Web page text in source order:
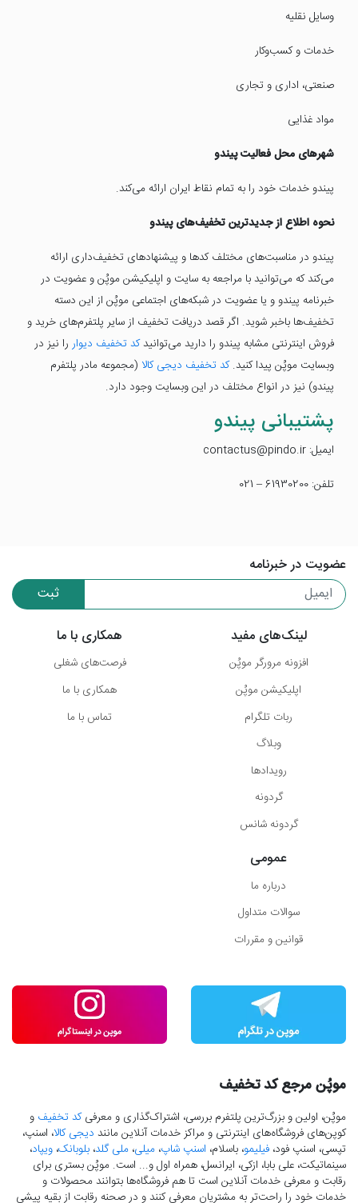
وسایل نقلیه
خدمات و کسب‌وکار
صنعتی، اداری و تجاری
مواد غذایی
شهرهای محل فعالیت پیندو
پیندو خدمات خود را به تمام نقاط ایران ارائه می‌کند.
نحوه اطلاع از جدیدترین تخفیف‌های پیندو
پیندو در مناسبت‌های مختلف کدها و پیشنهادهای تخفیف‌داری ارائه
می‌کند که می‌توانید با مراجعه به سایت و اپلیکیشن موپُن و عضویت در
خبرنامه پیندو و یا عضویت در شبکه‌های اجتماعی موپُن از این دسته
تخفیف‌ها باخبر شوید. اگر قصد دریافت تخفیف از سایر پلتفرم‌های خرید و
فروش اینترنتی مشابه پیندو را دارید می‌توانیدکد تخفیف دیوار را نیز در
وبسایت موپُن پیدا کنید.کد تخفیف دیجی کالا (مجموعه مادر پلتفرم
پیندو) نیز در انواع مختلف در این وبسایت وجود دارد.
پشتیبانی پیندو
ایمیل: contactus@pindo.ir
تلفن: 61930200 – 021
عضویت در خبرنامه
ثبت
لینک‌های مفید
افزونه مرورگر موپُن
اپلیکیشن موپُن
ربات تلگرام
وبلاگ
رویدادها
گردونه
گردونه شانس
همکاری با ما
فرصت‌های شغلی
همکاری با ما
تماس با ما
عمومی
درباره ما
سوالات متداول
قوانین و مقررات
موپُن مرجع کد تخفیف
موپُن، اولین و بزرگ‌ترین پلتفرم بررسی، اشتراک‌گذاری و معرفیکد تخفیف و
کوپن‌های فروشگاه‌های اینترنتی و مراکز خدمات آنلاین مانند دیجی کالا، اسنپ،
تپسی، اسنپ فود، فیلیمو، باسلام، اسنپ شاپ، میلی، ملی گلد، بلوبانک، ویپاد،
سینماتیکت، علی بابا، ازکی، ایرانسل، همراه اول و... است. موپُن بستری برای
رقابت و معرفی خدمات آنلاین است تا هم فروشگاه‌ها بتوانند محصولات و
خدمات خود را راحت‌تر به مشتریان معرفی کنند و در صحنه رقابت از بقیه پیشی